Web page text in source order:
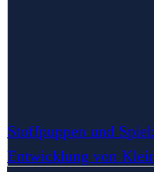
Stoffpuppen und
Entwicklung von